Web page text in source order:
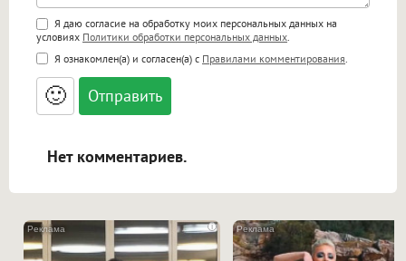
Поддержка HTML
<b>, <strong>, <u>, <i>, <em>, <s>, <big>,
<small>, <sup>, <sub>, <pre>, <ul>, <ol>, <li>,
<blockquote>, <code> экранирует HTML,
адреса URL автоматически становятся
ссылками, и [img]адрес[/img] будет
Я даю согласие на обработку моих персональных данных на
условиях Политики обработки персональных данных
Я ознакомлен(а) и согласен(а) с Правилами комментирования
🙂
Нет комментариев.
i